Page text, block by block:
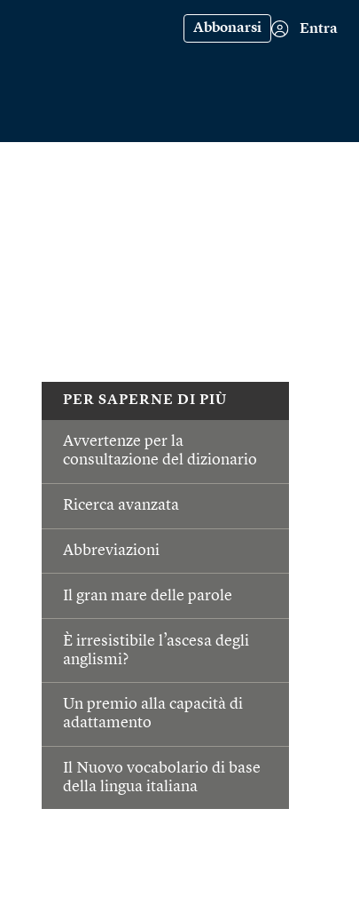
Abbonarsi Entra
PER SAPERNE DI PIÙ
Avvertenze per la
consultazione del dizionario
Ricerca avanzata
Abbreviazioni
Il gran mare delle parole
È irresistibile l’ascesa degli
anglismi?
Un premio alla capacità di
adattamento
Il Nuovo vocabolario di base
della lingua italiana